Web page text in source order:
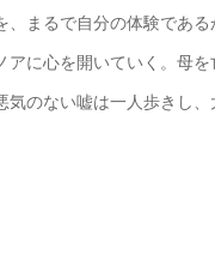
まるで自分の体験であ
に心を開いていく。母
のない嘘は一人歩きし